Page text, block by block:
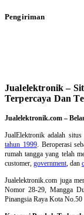
Pengiriman
Jualelektronik –
Terpercaya Dan
Jualelektronik.com –
JualElektronik adalah situs
tahun 1999. Beroperasi
rumah tangga yang telah
customer, government, dan
Jualelektronik.com juga
Nomor 28-29, Mangga
Pinangsia Raya Kota No.50